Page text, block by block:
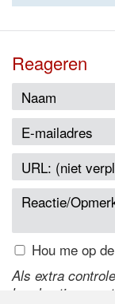
Reageren
Hou me op
Als extra
handmatige